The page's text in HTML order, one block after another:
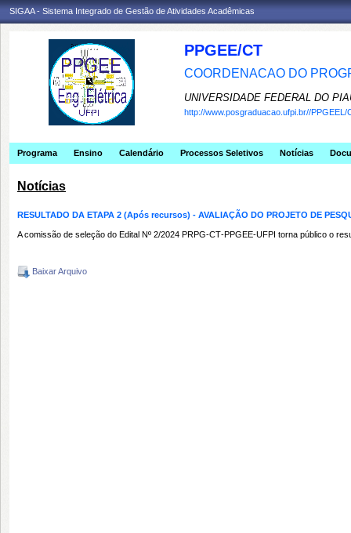
SIGAA - Sistema Integrado de Gestão de Atividades Acadêmicas
PPGEE/CT
COORDENACAO DO
UNIVERSIDADE FEDERAL DO
http://www.posgraduacao.ufpi.br//PPGEEL/
Programa Ensino Calendário Processos Seletivos Notícias
Notícias
RESULTADO DA ETAPA 2 (Após recursos) - AVALIAÇÃO DO PROJETO DE
A comissão de seleção do Edital Nº 2/2024 PRPG‐CT‐PPGEE‐UFPI torna público o
Baixar Arquivo